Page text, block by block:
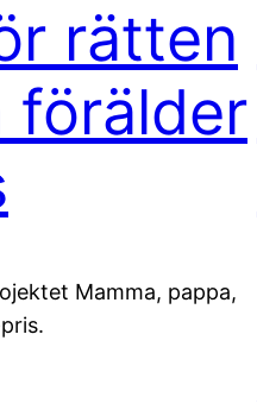
rätten
förälder
Mamma, pappa,